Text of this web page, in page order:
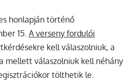
honlapján történő
15.A verseny fordulói
kell válaszolniuk, a
mellett válaszolniuk kell néhány
tölthetik le.